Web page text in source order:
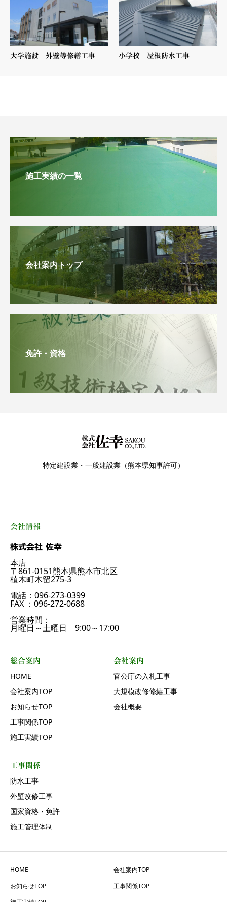
大学施設 外壁等修繕工事 小学校 屋根防水工事
施工実績の一覧
会社案内トップ
免許・資格
特定建設業・一般建設業（熊本県知事許可）
会社情報
株式会社 佐幸
本店
〒861-0151熊本県熊本市北区
植木町木留275-3
電話：096-273-0399
FAX ：096-272-0688
営業時間：
月曜日～土曜日 9:00～17:00
総合案内
HOME
会社案内TOP
お知らせTOP
工事関係TOP
施工実績TOP
会社案内
官公庁の入札工事
大規模改修修繕工事
会社概要
工事関係
防水工事
外壁改修工事
国家資格・免許
施工管理体制
HOME
会社案内TOP
お知らせTOP
工事関係TOP